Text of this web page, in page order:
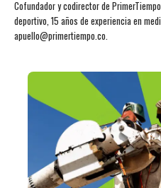
Cofundador y codirector de
deportivo, 15 años de experiencia en
apuello@primertiempo.co.